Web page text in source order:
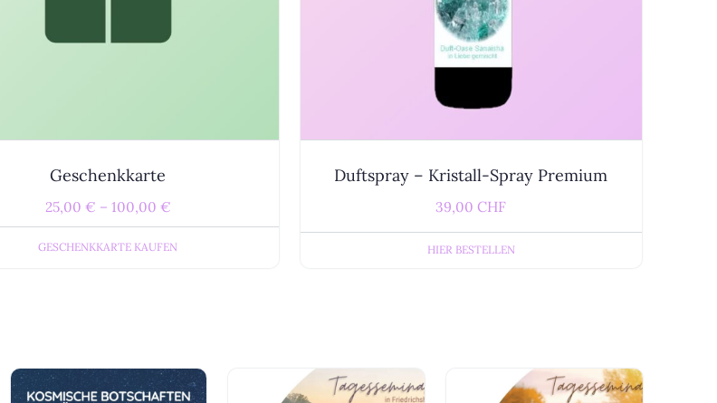
Geschenkkarte
25,00 € – 100,00 €
GESCHENKKARTE KAUFEN
Duftspray – Kristall-Spray Premium
39,00
HIER BESTELLEN